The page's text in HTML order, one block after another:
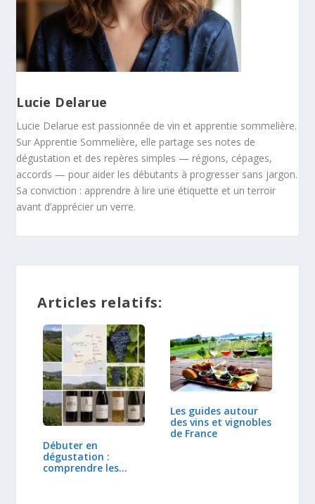
Lucie Delarue
Lucie Delarue est passionnée de vin et apprentie sommelière.
Sur Apprentie Sommelière, elle partage ses notes de
dégustation et des repères simples — régions, cépages,
accords — pour aider les débutants à progresser sans jargon.
Sa conviction : apprendre à lire une étiquette et un terroir
avant d’apprécier un verre.
Articles relatifs:
Débuter en
dégustation :
comprendre les
Les guides autour
des vins et vignobles
de France